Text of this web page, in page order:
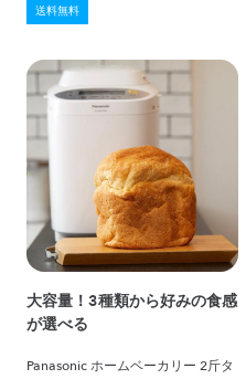
送料無料
大容量！3種類から好みの食感
が選べる
Panasonic ホームベーカリー 2斤タ